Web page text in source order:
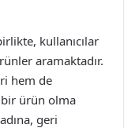
kullanıcılar
aramaktadır.
hem de
ürün olma
geri